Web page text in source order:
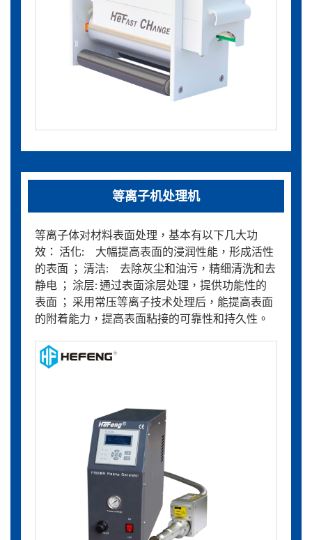
等离子机处理机
等离子体对材料表面处理，基本有以下几大功
效： 活化: 大幅提高表面的浸润性能，形成活性
的表面 ； 清洁: 去除灰尘和油污，精细清洗和去
静电 ； 涂层: 通过表面涂层处理，提供功能性的
表面 ； 采用常压等离子技术处理后，能提高表面
的附着能力，提高表面粘接的可靠性和持久性。